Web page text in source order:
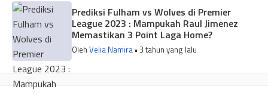
Prediksi Fulham vs Wolves di Premier
League 2023 : Mampukah Raul Jimenez
Memastikan 3 Point Laga Home?
Oleh Velia Namira • 3 tahun yang lalu